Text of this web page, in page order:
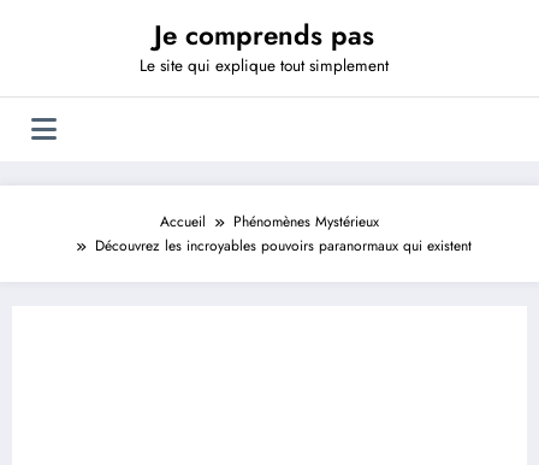
Je comprends pas
Le site qui explique tout simplement
Accueil
Phénomènes Mystérieux
Découvrez les incroyables pouvoirs paranormaux qui existent